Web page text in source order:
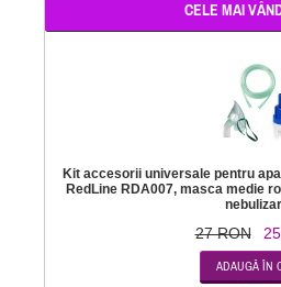
CELE MAI
Kit accesorii universale pentru
RedLine RDA007, masca medie
27 RON